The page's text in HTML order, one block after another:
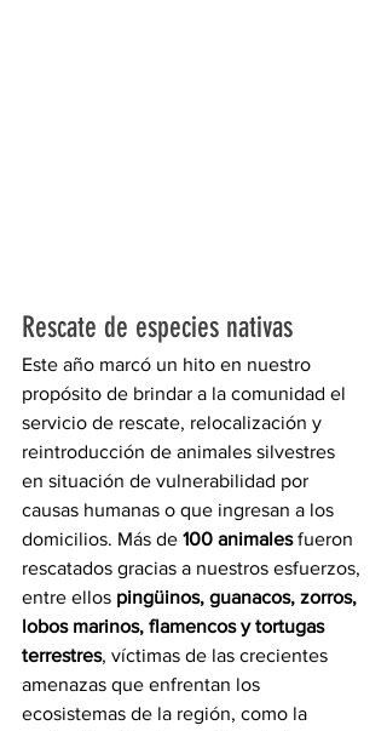
Rescate de especies nativas
Este año marcó un hito en nuestro
propósito de brindar a la comunidad el
servicio de rescate, relocalización y
reintroducción de animales silvestres
en situación de vulnerabilidad por
causas humanas o que ingresan a los
domicilios. Más de 100 animales fueron
rescatados gracias a nuestros esfuerzos,
entre ellos pingüinos, guanacos, zorros,
lobos marinos, flamencos y tortugas
terrestres, víctimas de las crecientes
amenazas que enfrentan los
ecosistemas de la región, como la